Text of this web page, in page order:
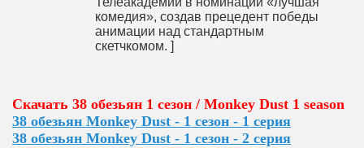
комедия», создав прецедент победы
анимации над стандартным
скетчкомом. ]
Скачать 38 обезьян 1 сезон / Monkey Dust 1 season
38 обезьян Monkey Dust - 1 сезон - 1 серия
38 обезьян Monkey Dust - 1 сезон - 2 серия